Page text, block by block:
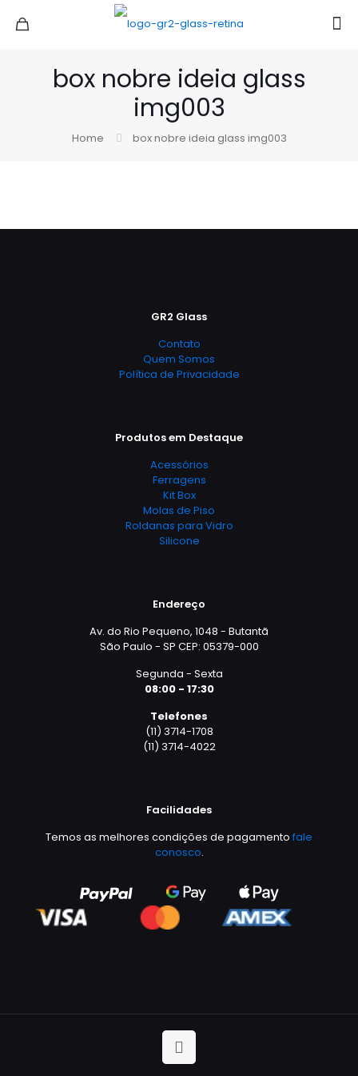
box nobre ideia glass
img003
Home box nobre ideia glass img003
GR2 Glass
Contato
Quem Somos
Política de Privacidade
Produtos em Destaque
Acessórios
Ferragens
Kit Box
Molas de Piso
Roldanas para Vidro
Silicone
Endereço
Av. do Rio Pequeno, 1048 - Butantã
São Paulo - SP CEP: 05379-000
Segunda - Sexta
08:00 - 17:30
Telefones
(11) 3714-1708
(11) 3714-4022
Facilidades
Temos as melhores condições de pagamento fale
conosco.